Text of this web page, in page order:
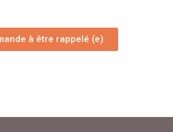
à être rappelé (e)